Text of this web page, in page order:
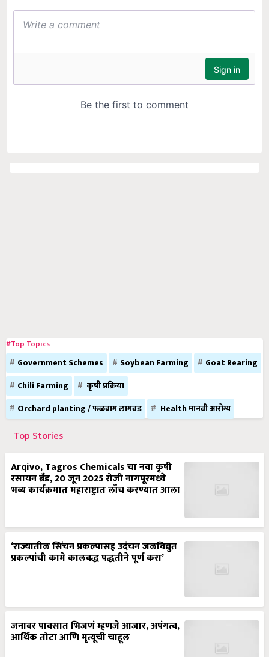
#Top Topics
Government Schemes Soybean Farming
Goat Rearing
Chili Farming
कृषी प्रक्रिया
Orchard planting / फळबाग लागवड
Health मानवी आरोग्य
Top Stories
Arqivo, Tagros Chemicals चा नवा कृषी
रसायन ब्रँड, 20 जून 2025 रोजी नागपूरमध्ये
भव्य कार्यक्रमात महाराष्ट्रात लाँच करण्यात आला
‘राज्यातील सिंचन प्रकल्पासह उदंचन जलविद्युत
प्रकल्पांची कामे कालबद्ध पद्धतीने पूर्ण करा’
जनावर पावसात भिजणं म्हणजे आजार, अपंगत्व,
आर्थिक तोटा आणि मृत्यूची चाहूल